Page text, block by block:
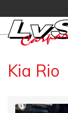
Kia Rio